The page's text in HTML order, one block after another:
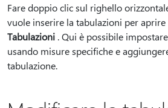
Fare doppio clic sul righello
vuole inserire la tabulazioni per
Tabulazioni . Qui è possibile
usando misure specifiche e
tabulazione.